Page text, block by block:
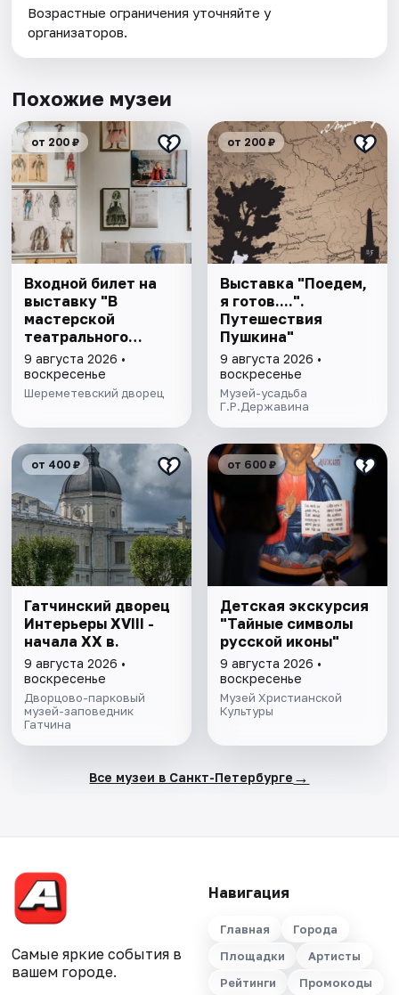
Возрастные ограничения уточняйте у
организаторов.
Похожие музеи
от 200 ₽
Входной билет на
выставку "В
мастерской
театрального
художника"
9 августа 2026 •
воскресенье
Шереметевский дворец
от 200 ₽
Выставка "Поедем,
я готов....".
Путешествия
Пушкина"
9 августа 2026 •
воскресенье
Музей-усадьба
Г.Р.Державина
от 400 ₽
Гатчинский дворец
Интерьеры ХVIII -
начала ХХ в.
9 августа 2026 •
воскресенье
Дворцово-парковый
музей-заповедник
Гатчина
от 600 ₽
Детская экскурсия
"Тайные символы
русской иконы"
9 августа 2026 •
воскресенье
Музей Христианской
Культуры
Все музеи в Санкт-Петербурге →
Самые яркие события в
вашем городе.
Навигация
Главная
Города
Площадки
Артисты
Рейтинги
Промокоды